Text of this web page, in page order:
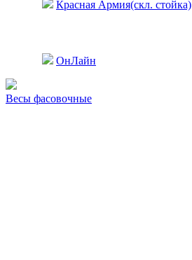
Красная Армия(скл. стойка)
ОнЛайн
Весы фасовочные